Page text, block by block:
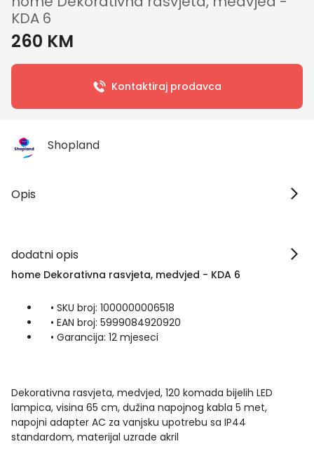
KDA 6
260 KM
Kontaktiraj prodavca
Shopland
Opis
dodatni opis
home Dekorativna rasvjeta, medvjed - KDA 6
• SKU broj: 1000000006518
• EAN broj: 5999084920920
• Garancija: 12 mjeseci
Dekorativna rasvjeta, medvjed, 120 komada bijelih LED
lampica, visina 65 cm, dužina napojnog kabla 5 met,
napojni adapter AC za vanjsku upotrebu sa IP44
standardom, materijal uzrade akril